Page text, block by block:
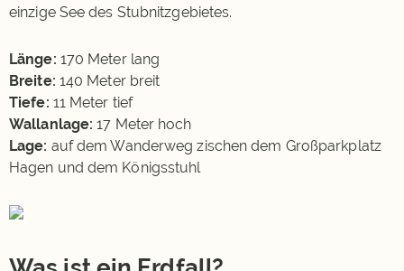
einzige See des Stubnitzgebietes.
Länge: 170 Meter lang
Breite: 140 Meter breit
Tiefe: 11 Meter tief
Wallanlage: 17 Meter hoch
Lage: auf dem Wanderweg zischen dem Großparkplatz
Hagen und dem Königsstuhl